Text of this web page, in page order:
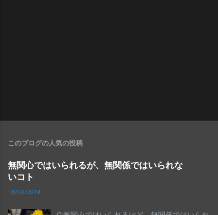
このブログの人気の投稿
無関心ではいられるが、無関係ではいられな
いコト
-8/04/2019